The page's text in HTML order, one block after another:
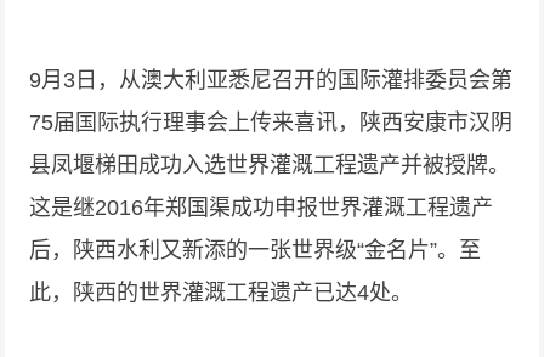
9月3日，从澳大利亚悉尼召开的国际灌排委员会第
75届国际执行理事会上传来喜讯，陕西安康市汉阴
县凤堰梯田成功入选世界灌溉工程遗产并被授牌。
这是继2016年郑国渠成功申报世界灌溉工程遗产
后，陕西水利又新添的一张世界级“金名片”。至
此，陕西的世界灌溉工程遗产已达4处。